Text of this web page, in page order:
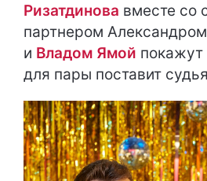
Ризатдинова вместе со
партнером
и Владом Ямой покажут
для пары поставит